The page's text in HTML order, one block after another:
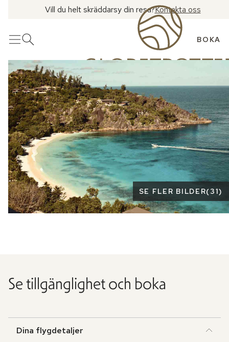
Vill du helt skräddarsy din resa?Kontakta oss
MenyÖppna sök BOKA
Se fler bilder
SE FLER BILDER( 31)
Se tillgänglighet och boka
Dina flygdetaljer